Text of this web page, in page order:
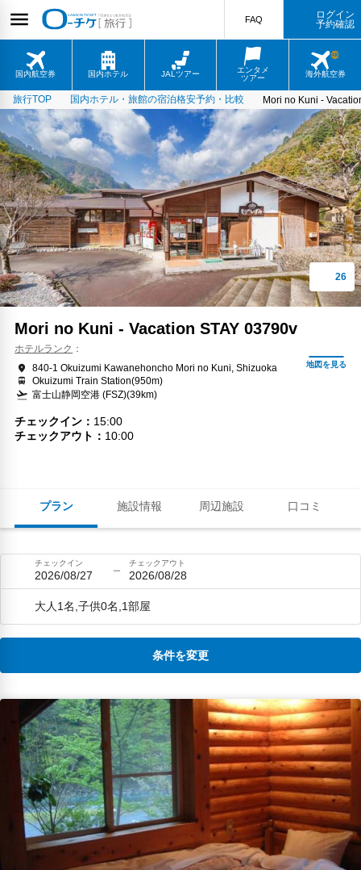
国内航空券 国内ホテル JALツアー
エンタメ
ツアー
海外航空券
FAQ
ログイン
予約確認
旅行TOP 国内ホテル・旅館の宿泊格安予約・比較 Mori no Kuni -
プラン 施設情報 周辺施設 口コミ
Mori no Kuni - Vacation STAY 03790v
ホテルランク
840-1 Okuizumi Kawanehoncho Mori no Kuni, Shizuoka
Okuizumi Train Station(950m)
富士山静岡空港 (FSZ)(39km)
チェックイン
15:00
チェックアウト
10:00
チェックイン
2026/08/27
チェックアウト
2026/08/28
大人1名,子供0名,1部屋
条件を変更